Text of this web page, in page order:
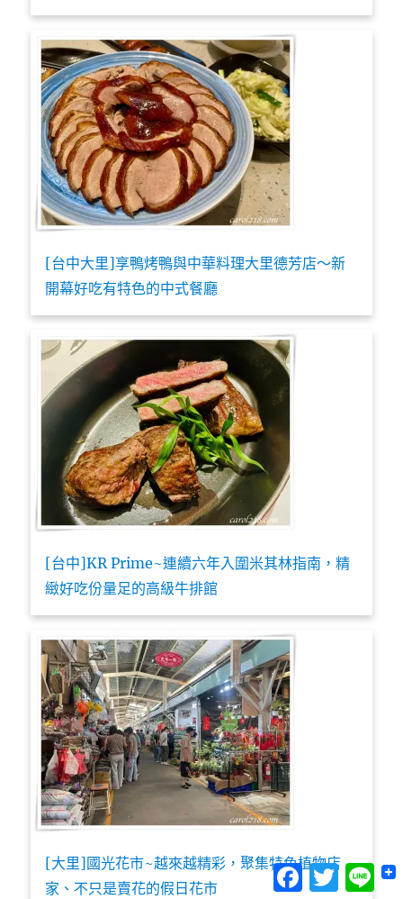
[台中大里]享鴨烤鴨與中華料理大里德芳店～新
開幕好吃有特色的中式餐廳
[台中]KR Prime~連續六年入圍米其林指南，精
緻好吃份量足的高級牛排館
[大里]國光花市~越來越精彩，聚集特色植物店
家、不只是賣花的假日花市
Facebook
Twitter